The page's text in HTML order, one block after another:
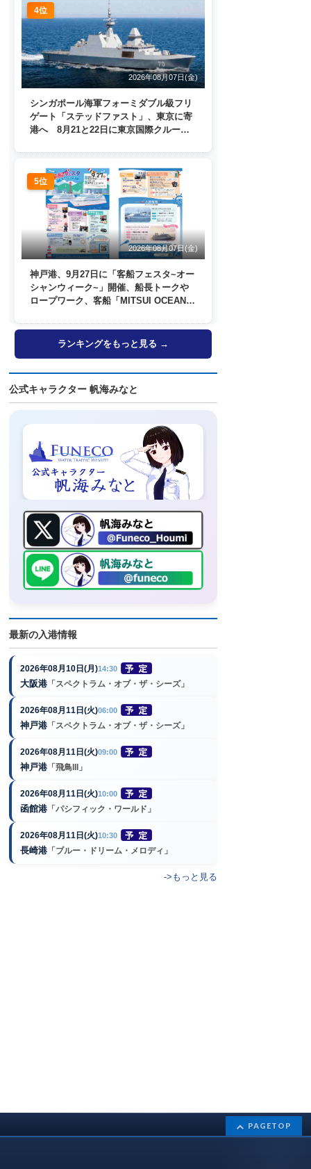
4位
2026年08月07日(金)
シンガポール海軍フォーミダブル級フリ
ゲート「ステッドファスト」、東京に寄
港へ 8月21と22日に東京国際クルーズ
5位
2026年08月07日(金)
神戸港、9月27日に「客船フェスタ~オー
シャンウィーク~」開催、船長トークや
ロープワーク、客船「MITSUI OCEAN
ランキングをもっと見る →
公式キャラクター 帆海みなと
最新の入港情報
2026年08月10日(月)14:30
大阪港 「スペクトラム・オブ・ザ・シーズ」
2026年08月11日(火)06:00
神戸港 「スペクトラム・オブ・ザ・シーズ」
2026年08月11日(火)09:00
神戸港 「飛鳥III」
2026年08月11日(火)10:00
函館港 「パシフィック・ワールド」
2026年08月11日(火)10:30
長崎港 「ブルー・ドリーム・メロディ」
->もっと見る
PAGETOP